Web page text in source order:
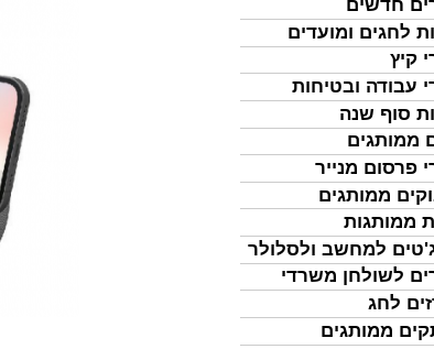
חדשים
לחגים ומועדים
קיץ
עבודה ובטיחות
סוף שנה
ממותגים
פרסום מנייר
ממותגים
ממותגות
למחשב ולסלולר
לשולחן משרדי
לחג
ממותגים